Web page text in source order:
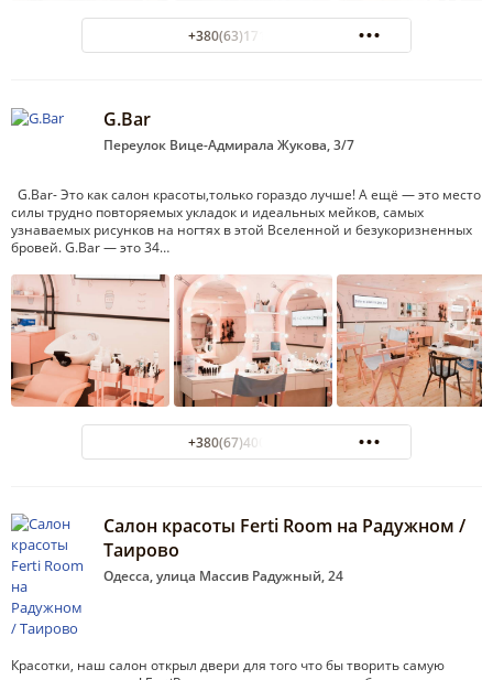
+380(63)171-13-13
G.Bar
Переулок Вице-Адмирала Жукова, 3/7
G.Bar- Это как салон красоты,только гораздо лучше! А ещё — это место
силы трудно повторяемых укладок и идеальных мейков, самых
узнаваемых рисунков на ногтях в этой Вселенной и безукоризненных
бровей. G.Bar — это 34…
+380(67)400-81-11
Салон красоты Ferti Room на Радужном /
Таирово
Одесса, улица Массив Радужный, 24
Красотки, наш салон открыл двери для того что бы творить самую